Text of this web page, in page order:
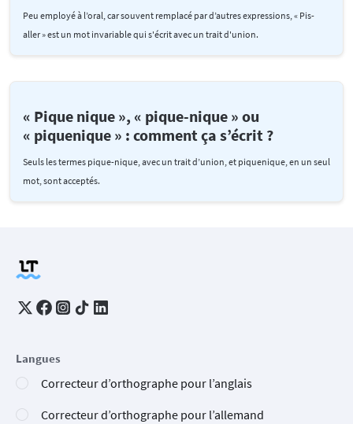
Peu employé à l’oral, car souvent remplacé par d’autres expressions, « Pis-
aller » est un mot invariable qui s'écrit avec un trait d'union.
« Pique nique », « pique-nique » ou
« piquenique » : comment ça s’écrit ?
Seuls les termes pique-nique, avec un trait d’union, et piquenique, en un seul
mot, sont acceptés.
Langues
Correcteur d’orthographe pour l’anglais
Correcteur d’orthographe pour l’allemand